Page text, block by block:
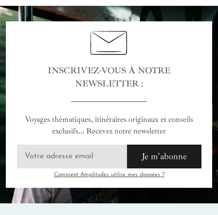
INSCRIVEZ-VOUS À NOTRE
NEWSLETTER :
Voyages thématiques, itinéraires originaux et conseils
exclusifs... Recevez notre newsletter
Je m'abonne
Comment Amplitudes utilise mes données ?